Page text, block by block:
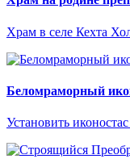
Храм в селе Кехта
Беломраморный
Установить